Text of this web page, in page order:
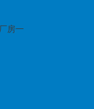
房一